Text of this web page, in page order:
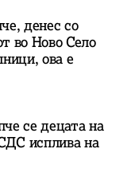
денес со
во Ново Село
ова е
се децата на
исплива на